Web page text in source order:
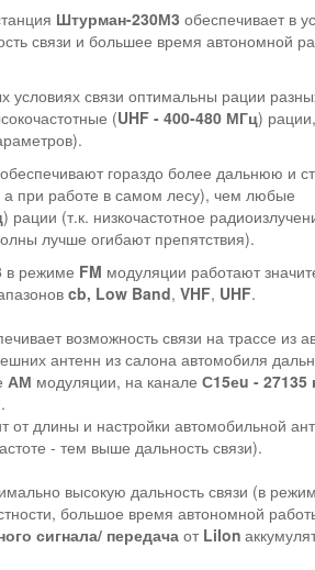
Штурман-230М3 обеспечивает в
связи и большее время автономной
условиях связи оптимальны рации
(UHF - 400-480 МГц)
гораздо более дальнюю и
а при работе в самом лесу), чем любые
) рации (т.к. низкочастотное
лучше огибают препятствия).
в режиме FM модуляции работают
cb, Low Band, VHF, UHF.
возможность связи на трассе из
антенн из салона автомобиля
АМ модуляции, на канале С15еu - 27135
.
от длины и настройки автомобильной
- тем выше дальность связи).
высокую дальность связи (в
большое время автономной
сигнала/ передачаот LiIon